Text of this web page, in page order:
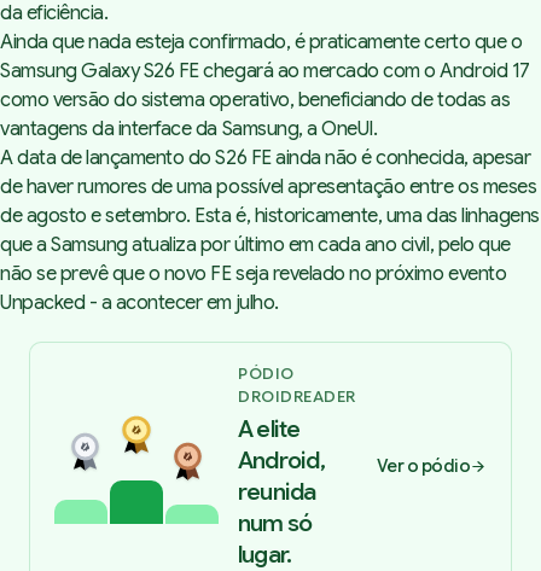
da eficiência.
Ainda que nada esteja confirmado, é praticamente certo que o
Samsung Galaxy S26 FE chegará ao mercado com o Android 17
como versão do sistema operativo, beneficiando de todas as
vantagens da interface da Samsung, a OneUI.
A data de lançamento do S26 FE ainda não é conhecida, apesar
de haver rumores de uma possível apresentação entre os meses
de agosto e setembro. Esta é, historicamente, uma das linhagens
que a Samsung atualiza por último em cada ano civil, pelo que
não se prevê que o novo FE seja revelado no próximo evento
Unpacked - a acontecer em julho.
PÓDIO
DROIDREADER
A elite
Android,
reunida
num só
lugar.
Ver o pódio